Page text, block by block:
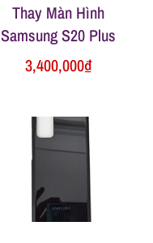
Thay Màn Hình
Samsung S20 Plus
3,400,000₫